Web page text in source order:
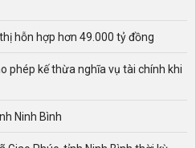
hỗn hợp hơn 49.000 tỷ đồng
phép kế thừa nghĩa vụ tài chính khi
Ninh Bình